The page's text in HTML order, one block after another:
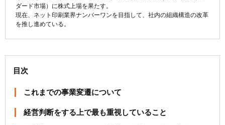
ダード市場）に株式上場を果たす。
現在、ネット印刷業界ナンバーワンを目指して、社内の組織構造の改革
を推し進めている。
目次
これまでの事業変遷について
経営判断をする上で最も重視していること